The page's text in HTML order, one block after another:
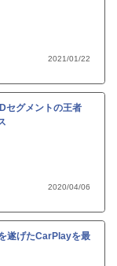
2021/01/22
グメントの王者
2020/04/06
遂げたCarPlayを最